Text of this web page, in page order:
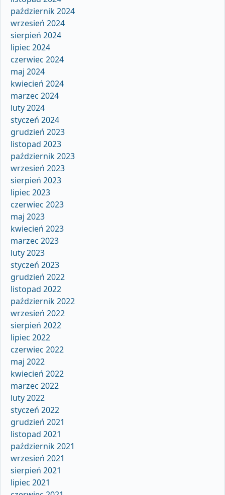
październik 2024
wrzesień 2024
sierpień 2024
lipiec 2024
czerwiec 2024
maj 2024
kwiecień 2024
marzec 2024
luty 2024
styczeń 2024
grudzień 2023
listopad 2023
październik 2023
wrzesień 2023
sierpień 2023
lipiec 2023
czerwiec 2023
maj 2023
kwiecień 2023
marzec 2023
luty 2023
styczeń 2023
grudzień 2022
listopad 2022
październik 2022
wrzesień 2022
sierpień 2022
lipiec 2022
czerwiec 2022
maj 2022
kwiecień 2022
marzec 2022
luty 2022
styczeń 2022
grudzień 2021
listopad 2021
październik 2021
wrzesień 2021
sierpień 2021
lipiec 2021